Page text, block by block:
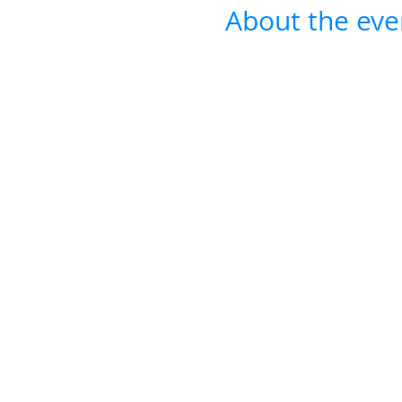
About the